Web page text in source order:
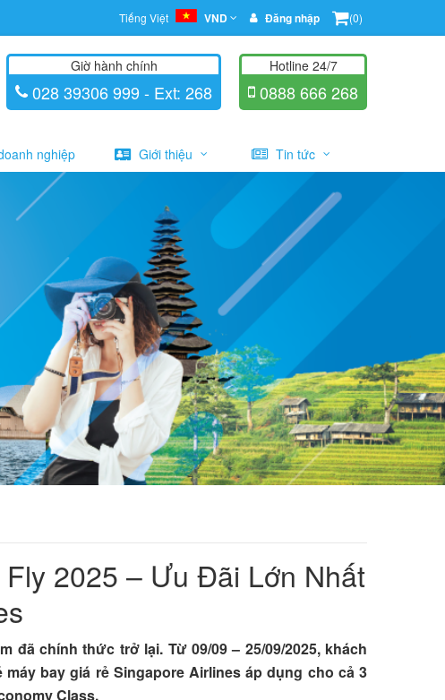
Tiếng Việt VND Đăng nhập (0)
Hotline 24/7
0888 666 268
Giờ hành chính
028 39306 999 - Ext: 268
nghiệp Giới thiệu Tin tức
2025 – Ưu Đãi Lớn Nhất
chính thức trở lại. Từ 09/09 – 25/09/2025, khách
bay giá rẻ Singapore Airlines áp dụng cho cả 3
Class.